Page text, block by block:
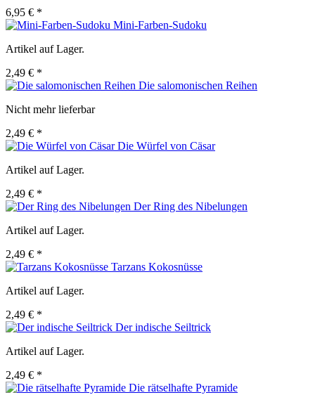
6,95 € *
Mini-Farben-Sudoku
Artikel auf Lager.
2,49 € *
Die salomonischen Reihen
Nicht mehr lieferbar
2,49 € *
Die Würfel von Cäsar
Artikel auf Lager.
2,49 € *
Der Ring des Nibelungen
Artikel auf Lager.
2,49 € *
Tarzans Kokosnüsse
Artikel auf Lager.
2,49 € *
Der indische Seiltrick
Artikel auf Lager.
2,49 € *
Die rätselhafte Pyramide